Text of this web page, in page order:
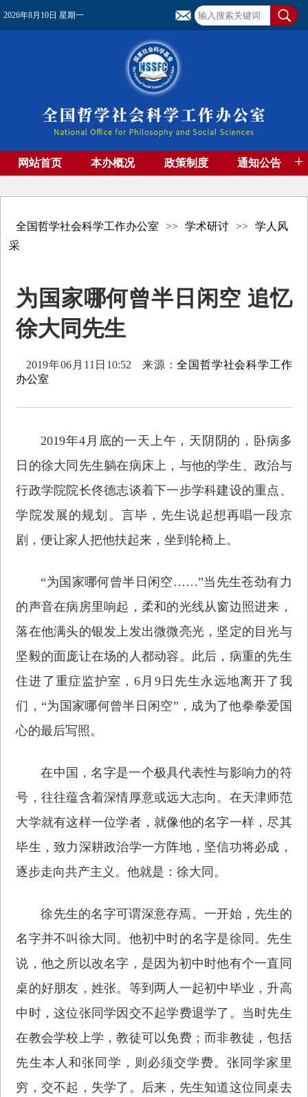
2026年8月10日 星期一
网站首页 本办概况 政策制度 通知公告 +
全国哲学社会科学工作办公室 >> 学术研讨 >>
学人风
采
为国家哪何曾半日闲空 追忆
徐大同先生
2019年06月11日10:52 来源：全国哲学社会科学工作
办公室
2019年4月底的一天上午，天阴阴的，卧病多
日的徐大同先生躺在病床上，与他的学生、政治与
行政学院院长佟德志谈着下一步学科建设的重点、
学院发展的规划。言毕，先生说起想再唱一段京
剧，便让家人把他扶起来，坐到轮椅上。
“为国家哪何曾半日闲空……”当先生苍劲有力
的声音在病房里响起，柔和的光线从窗边照进来，
落在他满头的银发上发出微微亮光，坚定的目光与
坚毅的面庞让在场的人都动容。此后，病重的先生
住进了重症监护室，6月9日先生永远地离开了我
们，“为国家哪何曾半日闲空”，成为了他拳拳爱国
心的最后写照。
在中国，名字是一个极具代表性与影响力的符
号，往往蕴含着深情厚意或远大志向。在天津师范
大学就有这样一位学者，就像他的名字一样，尽其
毕生，致力深耕政治学一方阵地，坚信功将必成，
逐步走向共产主义。他就是：徐大同。
徐先生的名字可谓深意存焉。一开始，先生的
名字并不叫徐大同。他初中时的名字是徐同。先生
说，他之所以改名字，是因为初中时他有个一直同
桌的好朋友，姓张。等到两人一起初中毕业，升高
中时，这位张同学因交不起学费退学了。当时先生
在教会学校上学，教徒可以免费；而非教徒，包括
先生本人和张同学，则必须交学费。张同学家里
穷，交不起，失学了。后来，先生知道这位同桌去